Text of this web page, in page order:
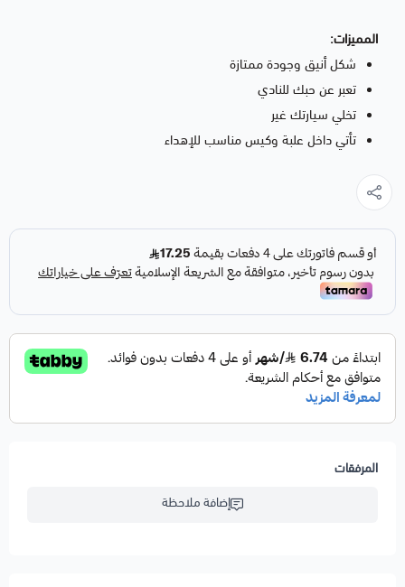
المميزات:
شكل أنيق وجودة ممتازة
تعبر عن حبك للنادي
تخلي سيارتك غير
تأتي داخل علبة وكيس مناسب للإهداء
المرفقات
إضافة ملاحظة